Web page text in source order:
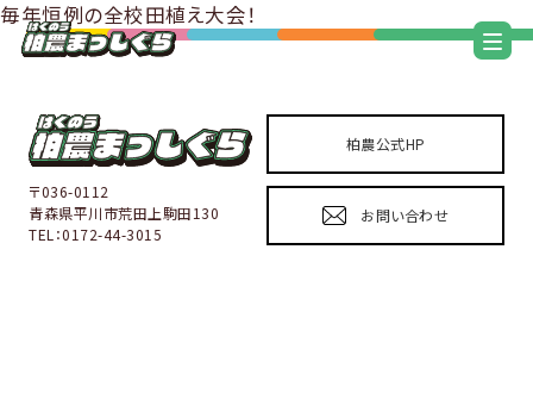
毎年恒例の全校田植え大会！
〒036-0112
青森県平川市荒田上駒田130
TEL：0172-44-3015
柏農公式HP
お問い合わせ